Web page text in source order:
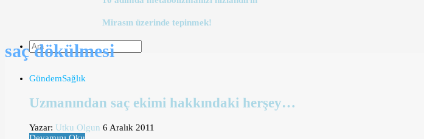
Mirasın üzerinde tepinmek!
saç dökülmesi
GündemSağlık
Uzmanından saç ekimi hakkındaki herşey…
Yazar: Utku Olgun 6 Aralık 2011